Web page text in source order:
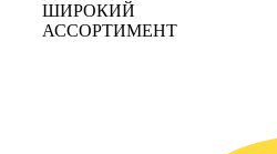
ШИРОКИЙ
АССОРТИМЕНТ